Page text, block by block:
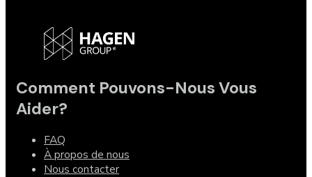
Comment Pouvons-Nous Vous
Aider?
FAQ
À propos de nous
Nous contacter